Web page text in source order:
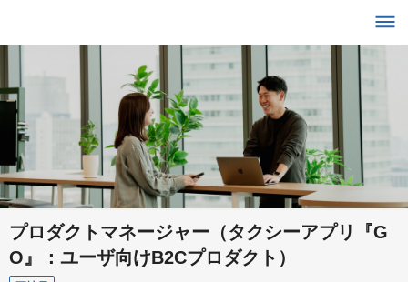
プロダクトマネージャー（タクシーアプリ『G
O』：ユーザ向けB2Cプロダクト）